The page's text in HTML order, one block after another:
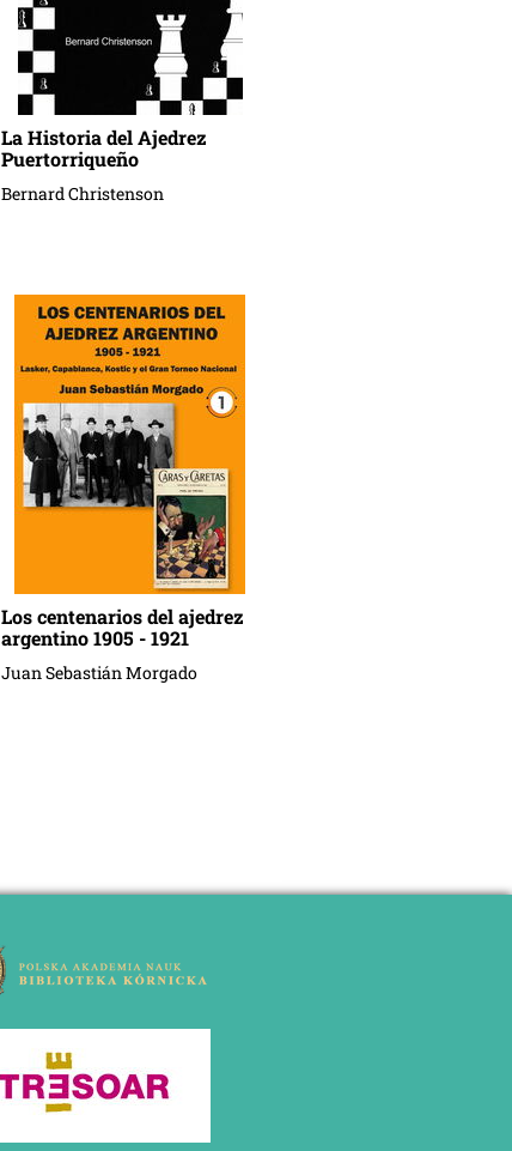
La Historia del Ajedrez
Puertorriqueño
Bernard Christenson
Los centenarios del ajedrez
argentino 1905 - 1921
Juan Sebastián Morgado